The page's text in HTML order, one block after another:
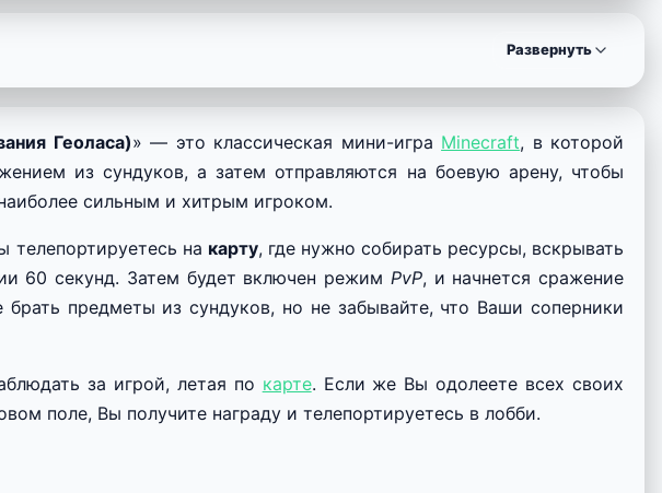
Развернуть
Геоласа)» — это классическая мини-игра Minecraft, в которой
из сундуков, а затем отправляются на боевую арену, чтобы
сильным и хитрым игроком.
телепортируетесь на карту, где нужно собирать ресурсы, вскрывать
60 секунд. Затем будет включен режим PvP, и начнется сражение
предметы из сундуков, но не забывайте, что Ваши соперники
за игрой, летая по карте. Если же Вы одолеете всех своих
поле, Вы получите награду и телепортируетесь в лобби.